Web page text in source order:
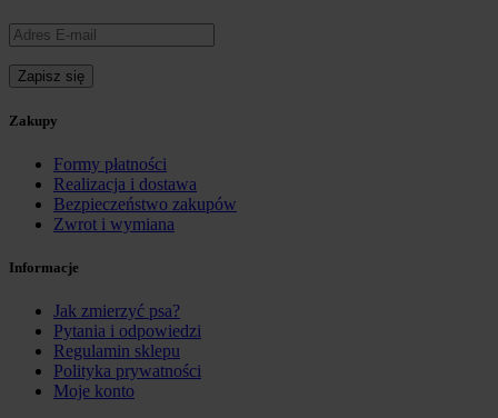
Zakupy
Formy płatności
Realizacja i dostawa
Bezpieczeństwo zakupów
Zwrot i wymiana
Informacje
Jak zmierzyć psa?
Pytania i odpowiedzi
Regulamin sklepu
Polityka prywatności
Moje konto